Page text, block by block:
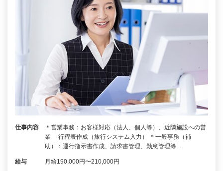
仕事内容
＊営業事務：お客様対応（法人、個人等）、近隣施設への営
業 行程表作成（旅行システム入力） ＊一般事務（補
助）：運行指示書作成、請求書管理、勤怠管理等 …
給与 月給190,000円〜210,000円